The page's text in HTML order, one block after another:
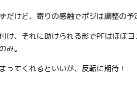
だけど、寄りの感触でポジは調整の予
け、それに助けられる形でPFはほぼヨ
み。
ってくれるといいが、反転に期待！